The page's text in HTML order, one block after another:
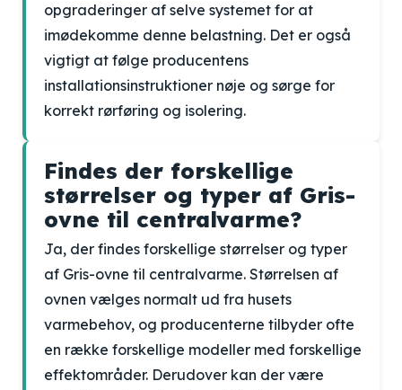
opgraderinger af selve systemet for at
imødekomme denne belastning. Det er også
vigtigt at følge producentens
installationsinstruktioner nøje og sørge for
korrekt rørføring og isolering.
Findes der forskellige
størrelser og typer af Gris-
ovne til centralvarme?
Ja, der findes forskellige størrelser og typer
af Gris-ovne til centralvarme. Størrelsen af
ovnen vælges normalt ud fra husets
varmebehov, og producenterne tilbyder ofte
en række forskellige modeller med forskellige
effektområder. Derudover kan der være